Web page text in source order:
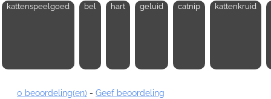
Opmerking:
Note:HTML-code wordt niet vertaald!
kattenspeelgoed bel hart geluid catnip kattenkruid
0 beoordeling(en) - Geef beoordeling